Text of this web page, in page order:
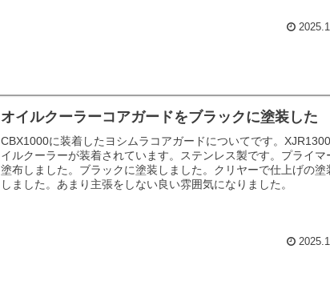
オイルクーラーコアガードをブラックに塗装した
CBX1000に装着したヨシムラコアガードについてです。
イルクーラーが装着されています。ステンレス製です。プライマ
塗布しました。ブラックに塗装しました。クリヤーで仕上げの塗
しました。あまり主張をしない良い雰囲気になりました。